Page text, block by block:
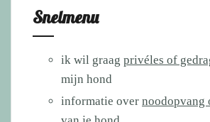
Snelmenu
ik wil graag privéles of
mijn hond
informatie over noodopvang